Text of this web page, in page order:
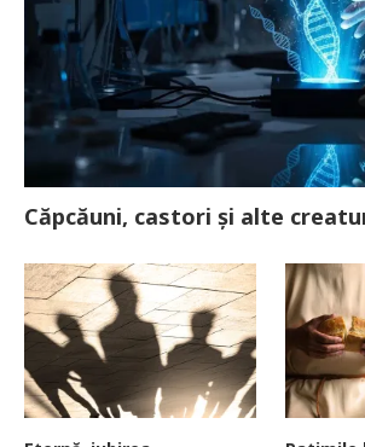
Căpcăuni, castori și alte